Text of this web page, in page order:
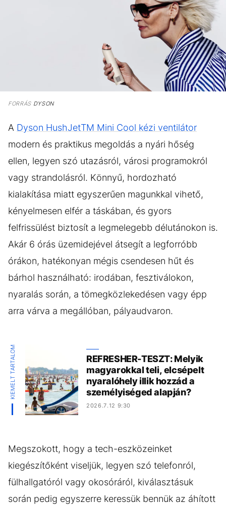
FORRÁSDYSON
A Dyson HushJetTM Mini Cool kézi ventilátor
modern és praktikus megoldás a nyári hőség
ellen, legyen szó utazásról, városi programokról
vagy strandolásról. Könnyű, hordozható
kialakítása miatt egyszerűen magunkkal vihető,
kényelmesen elfér a táskában, és gyors
felfrissülést biztosít a legmelegebb délutánokon is.
Akár 6 órás üzemidejével átsegít a legforróbb
órákon, hatékonyan mégis csendesen hűt és
bárhol használható: irodában, fesztiválokon,
nyaralás során, a tömegközlekedésen vagy épp
arra várva a megállóban, pályaudvaron.
KIEMELT TARTALOM
REFRESHER-TESZT: Melyik
magyarokkal teli, elcsépelt
nyaralóhely illik hozzád a
személyiséged alapján?
2026.7.12 9:30
Megszokott, hogy a tech-eszközeinket
kiegészítőként viseljük, legyen szó telefonról,
fülhallgatóról vagy okosóráról, kiválasztásuk
során pedig egyszerre keressük bennük az áhított